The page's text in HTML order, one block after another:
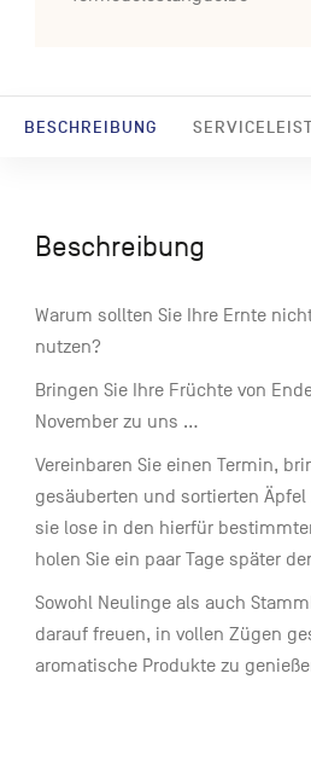
BESCHREIBUNG
Beschreibung
Warum sollten Sie Ihre Ernte
nutzen?
Bringen Sie Ihre Früchte von
November zu uns …
Vereinbaren Sie einen Termin,
gesäuberten und sortierten
sie lose in den hierfür
holen Sie ein paar Tage später
Sowohl Neulinge als auch
darauf freuen, in vollen Zügen
aromatische Produkte zu